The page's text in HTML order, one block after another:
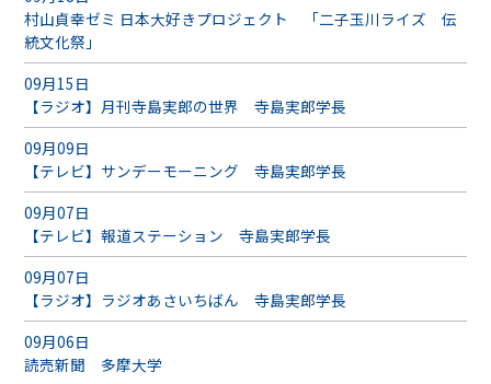
村山貞幸ゼミ 日本大好きプロジェクト 「二子玉川ライズ 伝
統文化祭」
09月15日
【ラジオ】月刊寺島実郎の世界 寺島実郎学長
09月09日
【テレビ】サンデーモーニング 寺島実郎学長
09月07日
【テレビ】報道ステーション 寺島実郎学長
09月07日
【ラジオ】ラジオあさいちばん 寺島実郎学長
09月06日
読売新聞 多摩大学